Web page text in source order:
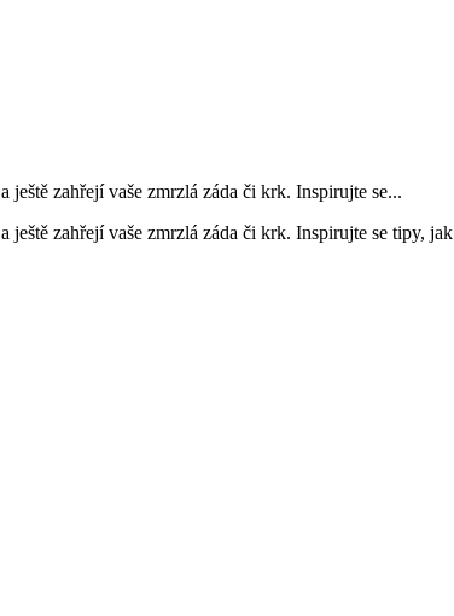
zahřejí vaše zmrzlá záda či krk. Inspirujte se...
zahřejí vaše zmrzlá záda či krk. Inspirujte se tipy, jak